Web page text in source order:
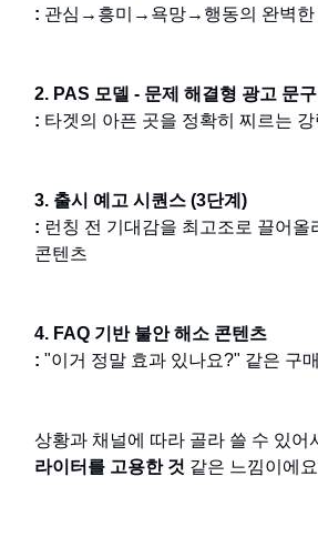
: 관심→흥미→욕망→행동의 완벽한
2. PAS 모델 - 문제 해결형 광고 문구
: 타겟의 아픈 곳을 정확히 찌르는 강
3. 출시 예고 시퀀스 (3단계)
: 런칭 전 기대감을 최고조로 끌어올
콘텐츠
4. FAQ 기반 불안 해소 콘텐츠
: "이거 정말 효과 있나요?" 같은 구
상황과 채널에 따라 골라 쓸 수 있어
라이터를 고용한 것 같은 느낌이에